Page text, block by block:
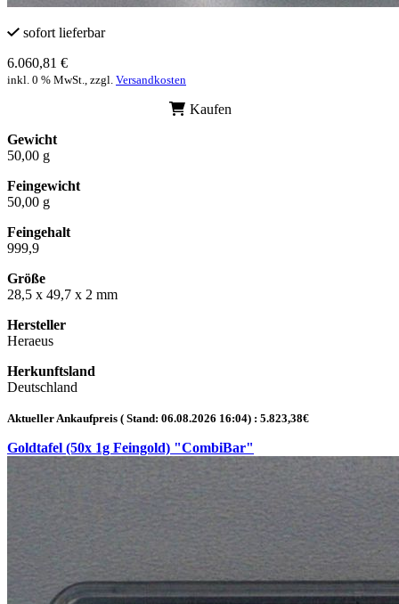
sofort lieferbar
6.060,81 €
inkl. 0 % MwSt., zzgl. Versandkosten
Kaufen
Gewicht
50,00 g
Feingewicht
50,00 g
Feingehalt
999,9
Größe
28,5 x 49,7 x 2 mm
Hersteller
Heraeus
Herkunftsland
Deutschland
Aktueller Ankaufpreis ( Stand: 06.08.2026 16:04) : 5.823,38€
Goldtafel (50x 1g Feingold) "CombiBar"